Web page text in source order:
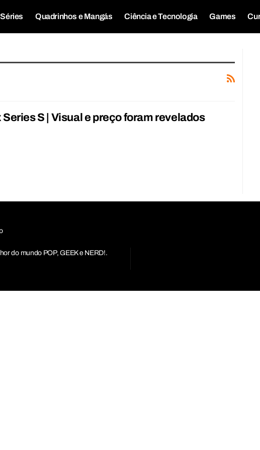
Quadrinhos e Mangás Ciência e Tecnologia Games
Series S | Visual e preço foram revelados
do mundo POP, GEEK e NERD!.